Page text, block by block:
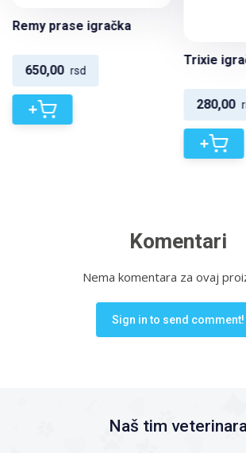
Remy prase igračka
650,00 rsd
+
Trixie
280,00
+
Komentari
Nema komentara za ovaj
Sign in to send comment!
Naš tim veterinara